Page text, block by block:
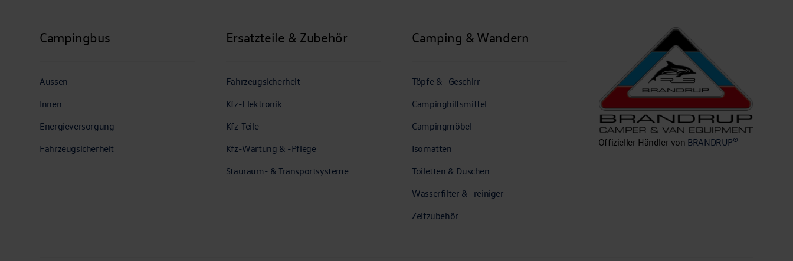
Campingbus
Aussen
Innen
Energieversorgung
Fahrzeugsicherheit
Ersatzteile & Zubehör
Fahrzeugsicherheit
Kfz-Elektronik
Kfz-Teile
Kfz-Wartung & -Pflege
Stauraum- & Transportsysteme
Camping & Wandern
Töpfe & -Geschirr
Campinghilfsmittel
Campingmöbel
Isomatten
Toiletten & Duschen
Wasserfilter & -reiniger
Zeltzubehör
Offizieller Händler von BRANDRUP®